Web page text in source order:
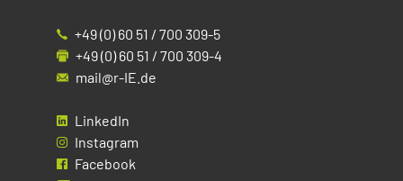
+49 (0) 60 51 / 700 309-5
+49 (0) 60 51 / 700 309-4
mail@r-IE.de
LinkedIn
Instagram
Facebook